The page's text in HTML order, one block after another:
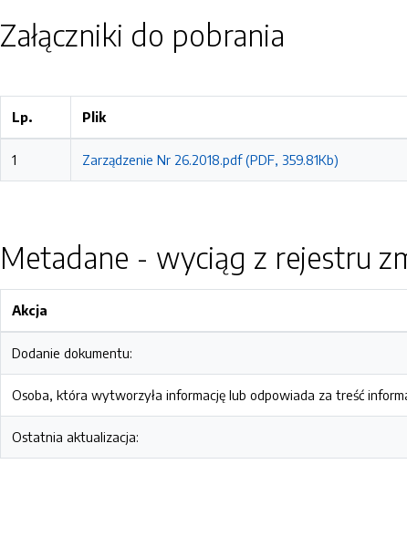
Załączniki do pobrania
Lp. Plik
1 Zarządzenie Nr 26.2018.pdf (PDF, 359.81Kb)
Metadane - wyciąg z rejestru
Akcja
Dodanie dokumentu:
Osoba, która wytworzyła informację lub odpowiada za treść
Ostatnia aktualizacja: